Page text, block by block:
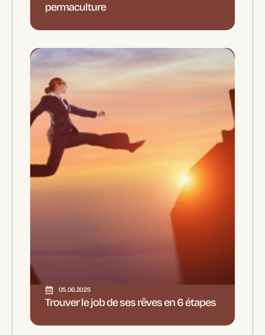
permaculture
05.06.2025
Trouver le job de ses rêves en 6 étapes